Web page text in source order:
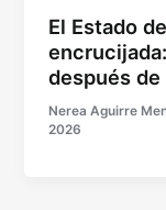
El Estado
después
Nerea Aguirre
2026